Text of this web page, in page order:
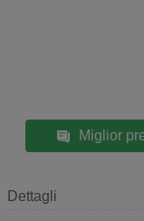
Miglior
Dettagli